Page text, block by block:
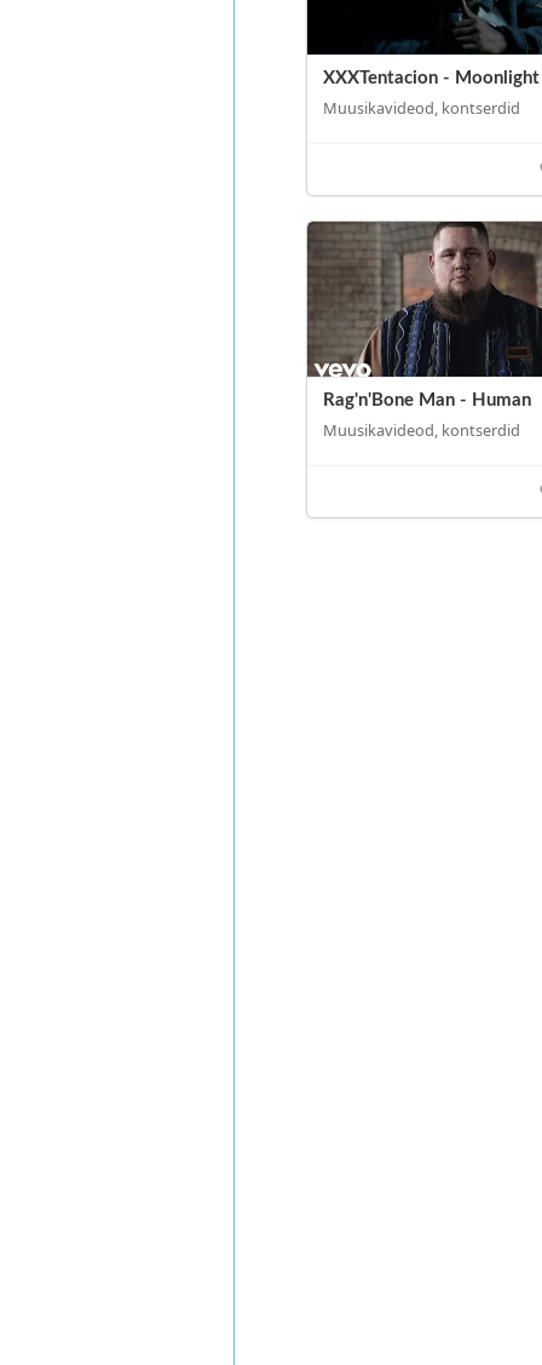
XXXTentacion - Moonlight
Muusikavideod, kontserdid
Rag'n'Bone Man - Human
Muusikavideod, kontserdid